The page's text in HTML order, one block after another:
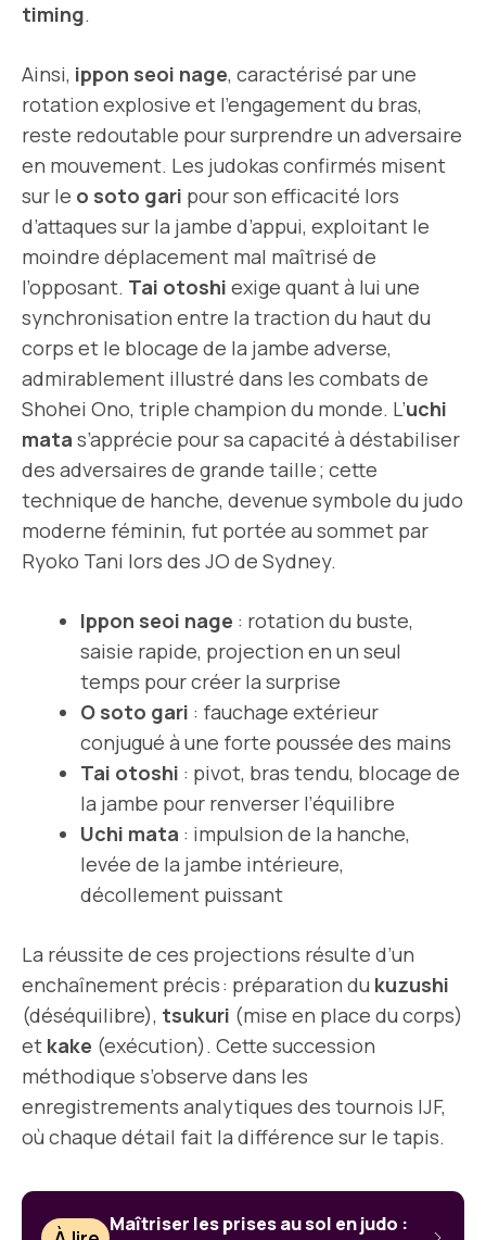
timing.
Ainsi, ippon seoi nage, caractérisé par une
rotation explosive et l’engagement du bras,
reste redoutable pour surprendre un adversaire
en mouvement. Les judokas confirmés misent
sur le o soto gari pour son efficacité lors
d’attaques sur la jambe d’appui, exploitant le
moindre déplacement mal maîtrisé de
l’opposant. Tai otoshi exige quant à lui une
synchronisation entre la traction du haut du
corps et le blocage de la jambe adverse,
admirablement illustré dans les combats de
Shohei Ono, triple champion du monde. L’uchi
mata s’apprécie pour sa capacité à déstabiliser
des adversaires de grande taille ; cette
technique de hanche, devenue symbole du judo
moderne féminin, fut portée au sommet par
Ryoko Tani lors des JO de Sydney.
Ippon seoi nage : rotation du buste,
saisie rapide, projection en un seul
temps pour créer la surprise
O soto gari : fauchage extérieur
conjugué à une forte poussée des mains
Tai otoshi : pivot, bras tendu, blocage de
la jambe pour renverser l’équilibre
Uchi mata : impulsion de la hanche,
levée de la jambe intérieure,
décollement puissant
La réussite de ces projections résulte d’un
enchaînement précis : préparation du kuzushi
(déséquilibre), tsukuri (mise en place du corps)
et kake (exécution). Cette succession
méthodique s’observe dans les
enregistrements analytiques des tournois IJF,
où chaque détail fait la différence sur le tapis.
Maîtriser les prises au sol en judo :